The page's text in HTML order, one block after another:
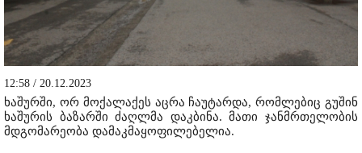
12:58 / 20.12.2023
ხაშურში, ორ მოქალაქეს აცრა ჩაუტარდა, რომლებიც გუშინ
ხაშურის ბაზარში ძაღლმა დაკბინა. მათი ჯანმრთელობის
მდგომარეობა დამაკმაყოფილებელია.